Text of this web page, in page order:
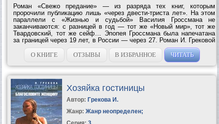
Роман «Свежо предание» — из разряда тех книг, которым
пророчили публикацию лишь «через двести-триста лет». На этом
параллели с «Жизнью и судьбой» Василия Гроссмана не
заканчиваются: с разницей в год — тот же «Новый мир», тот же
Твардовский, тот же сейф… Эпопея Гроссмана была напечатана
за границей через 19 лет, в России — через 27. Роман И. Грековой
увидел свет через 33 года (на родине — через 35 лет), к счастью,
при жизни автора. В нем Елена...
О КНИГЕ ОТЗЫВЫ В ИЗБРАННОЕ ЧИТАТЬ
Хозяйка гостиницы
Автор: Грекова И.
Жанр: Жанр неопределен;